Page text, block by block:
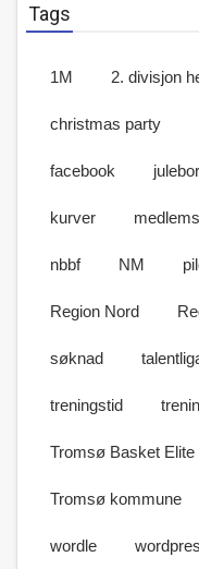
Tags
1M 2. divisjon
christmas party
facebook
kurver
nbbf NM
Region Nord
søknad
treningstid
Tromsø Basket Elite
Tromsø kommune
wordle